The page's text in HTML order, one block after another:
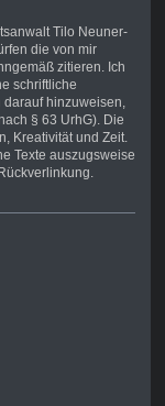
Tilo Neuner-
die von mir
zitieren. Ich
schriftliche
hinzuweisen,
§ 63 UrhG). Die
Kreativität und Zeit.
Texte auszugsweise